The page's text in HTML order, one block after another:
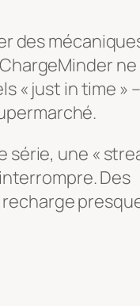
des
ne
« just in time »
une «
Des